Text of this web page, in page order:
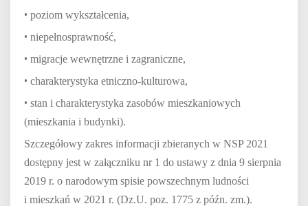
• poziom wykształcenia,
• niepełnosprawność,
• migracje wewnętrzne i zagraniczne,
• charakterystyka etniczno-kulturowa,
• stan i charakterystyka zasobów mieszkaniowych
(mieszkania i budynki).
Szczegółowy zakres informacji zbieranych w NSP 2021
dostępny jest w załączniku nr 1 do ustawy z dnia 9 sierpnia
2019 r. o narodowym spisie powszechnym ludności
i mieszkań w 2021 r. (Dz.U. poz. 1775 z późn. zm.).